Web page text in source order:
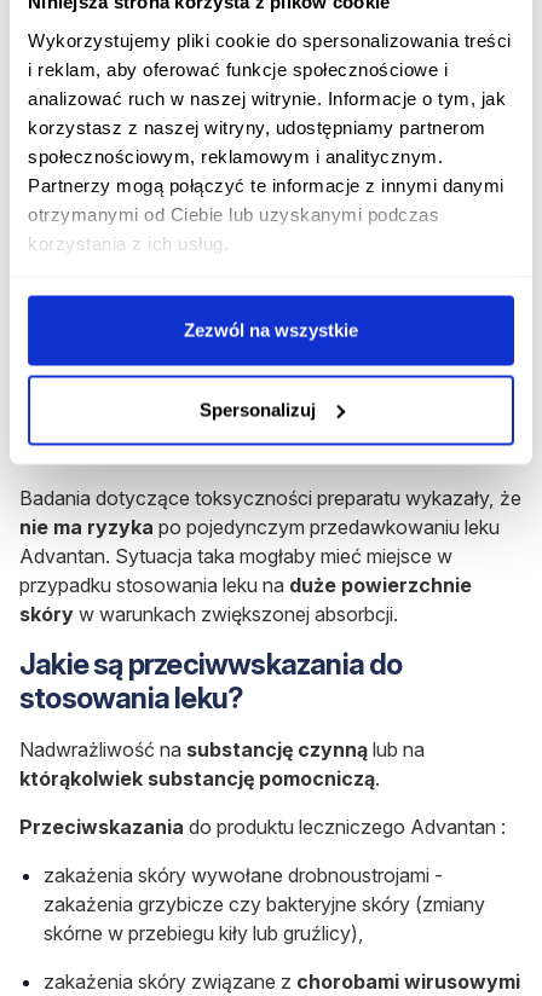
Wykorzystujemy pliki cookie do spersonalizowania treści
i reklam, aby oferować funkcje społecznościowe i
analizować ruch w naszej witrynie. Informacje o tym, jak
korzystasz z naszej witryny, udostępniamy partnerom
społecznościowym, reklamowym i analitycznym.
Partnerzy mogą połączyć te informacje z innymi danymi
otrzymanymi od Ciebie lub uzyskanymi podczas
korzystania z ich usług.
Zezwól na wszystkie
Spersonalizuj
Rozpocznij konsultację
Gdzie można zgłaszać działania
niepożądane leku?
Jeśli pacjent podejrzewa u siebie występowanie
objawów niepożądanych preparatu, powinien
powiadomić o tym jak najszybciej wyspecjalizowany
personel medyczny. Informacje o ewentualnych
Produktów Leczniczych Urzędu Rejestracji Produktów
Leczniczych, Wyrobów Medycznych i Produktów
Objawy przedawkowania
Badania dotyczące toksyczności preparatu wykazały, że
nie ma ryzyka po pojedynczym przedawkowaniu leku
Advantan. Sytuacja taka mogłaby mieć miejsce w
przypadku stosowania leku na duże powierzchnie
skóry w warunkach zwiększonej absorbcji.
Jakie są przeciwwskazania do
stosowania leku?
Nadwrażliwość na substancję czynną lub na
którąkolwiek substancję pomocniczą.
Przeciwskazania do produktu leczniczego Advantan :
zakażenia skóry wywołane drobnoustrojami -
zakażenia grzybicze czy bakteryjne skóry (zmiany
skórne w przebiegu kiły lub gruźlicy),
zakażenia skóry związane z chorobami wirusowymi